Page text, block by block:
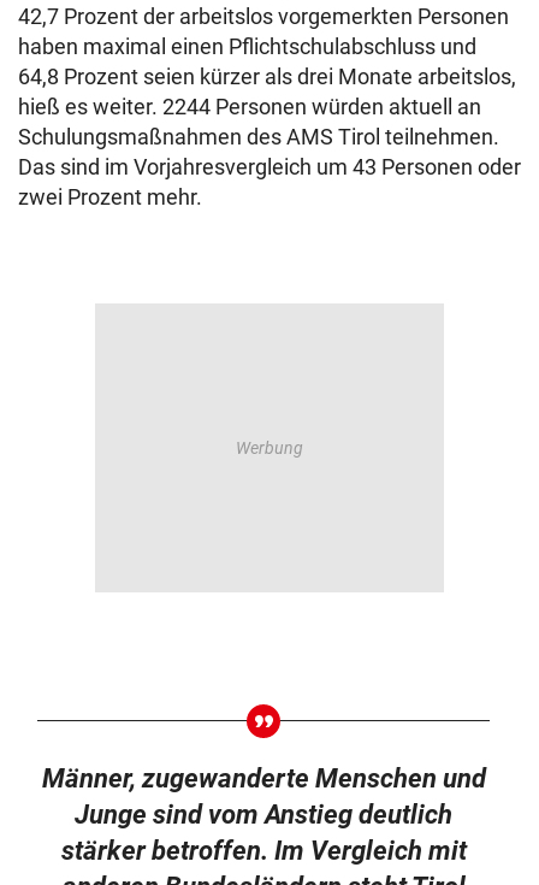
42,7 Prozent der arbeitslos vorgemerkten Personen
haben maximal einen Pflichtschulabschluss und
64,8 Prozent seien kürzer als drei Monate arbeitslos,
hieß es weiter. 2244 Personen würden aktuell an
Schulungsmaßnahmen des AMS Tirol teilnehmen.
Das sind im Vorjahresvergleich um 43 Personen oder
zwei Prozent mehr.
Männer, zugewanderte Menschen und
Junge sind vom Anstieg deutlich
stärker betroffen. Im Vergleich mit